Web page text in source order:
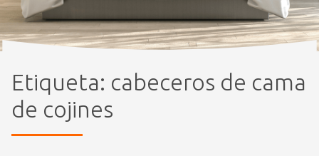
Etiqueta: cabeceros de cama
de cojines